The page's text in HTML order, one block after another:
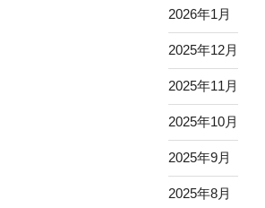
2026年1月
2025年12月
2025年11月
2025年10月
2025年9月
2025年8月